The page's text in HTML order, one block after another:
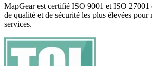
MapGear est certifié ISO 9001 et ISO 27001
de qualité et de sécurité les plus élevées pour
services.